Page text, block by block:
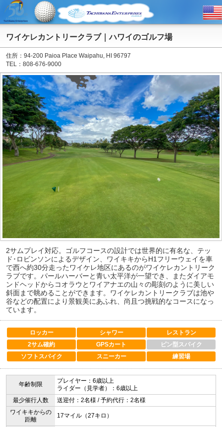
ワイケレカントリークラブ｜ハワイのゴルフ場
住所：94-200 Paioa Place Waipahu, HI 96797
TEL：808-676-9000
2サムプレイ対応。ゴルフコースの設計では世界的に有名な、テッ
ド･ロビンソンによるデザイン、ワイキキからH1フリーウェイを車
で西へ約30分走ったワイケレ地区にあるのがワイケレカントリーク
ラブです。パールハーバーと青い太平洋が一望でき、またダイアモ
ンドヘッドからコオラウとワイアナエの山々の彫刻のように美しい
斜面まで眺めることができます。ワイケレカントリークラブは池や
谷などの配置により景観美にあふれ、尚且つ挑戦的なコースになっ
ています。
ロッカー シャワー
レストラン
2サム確約
GPSカート
ピン型スパイク
ソフトスパイク
スニーカー 練習場
年齢制限
プレイヤー：6歳以上
ライダー（見学者）：6歳以上
最少催行人数
送迎付：2名様 / 予約代行：2名様
ワイキキからの
距離
17マイル（27キロ）